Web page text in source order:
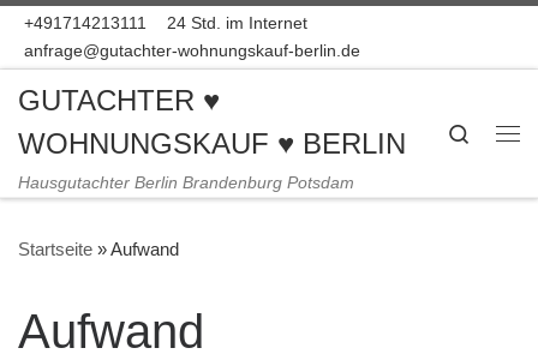
Zum Inhalt springen
+491714213111
24 Std. im Internet
anfrage@gutachter-wohnungskauf-berlin.de
GUTACHTER ♥
WOHNUNGSKAUF ♥ BERLIN
Hausgutachter Berlin Brandenburg Potsdam
Search
Startseite »Aufwand
Aufwand